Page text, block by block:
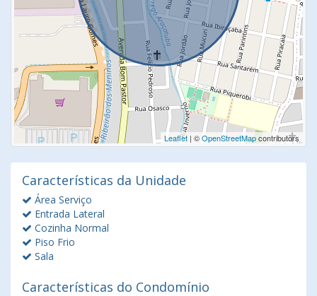
Leaflet | ©OpenStreetMapcontributors
Características da Unidade
Área Serviço
Entrada Lateral
Cozinha Normal
Piso Frio
Sala
Características do Condomínio